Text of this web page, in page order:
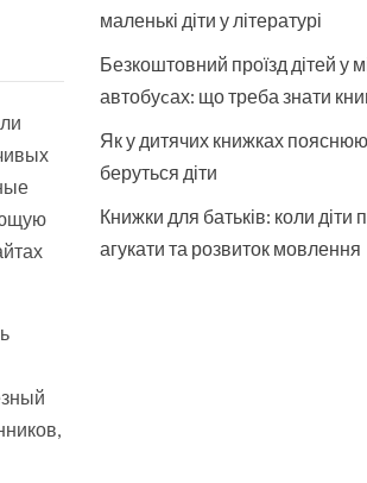
маленькі діти у літературі
Безкоштовний проїзд дітей у
автобуcах: що треба знати
Як у дитячих книжках
беруться діти
Книжки для батьків: коли діти
агукати та розвиток мовлення